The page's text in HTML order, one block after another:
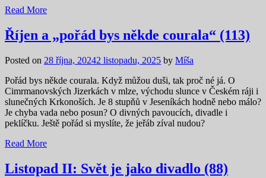
Read More
Říjen a „pořád bys někde courala“ (113)
Posted on 28 října, 20242 listopadu, 2025 by Míša
Pořád bys někde courala. Když můžou duši, tak proč né já. O
Cimrmanovských Jizerkách v mlze, východu slunce v Českém ráji i
slunečných Krkonoších. Je 8 stupňů v Jeseníkách hodně nebo málo?
Je chyba vada nebo posun? O divných pavoucích, divadle i
peklíčku. Ještě pořád si myslíte, že jeřáb zíval nudou?
Read More
Listopad II: Svět je jako divadlo (88)